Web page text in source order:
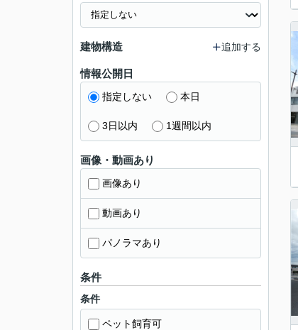
建物構造 追加する
情報公開日
指定しない 本日
3日以内 1週間以内
画像・動画あり
画像あり
動画あり
パノラマあり
条件
条件
ペット飼育可